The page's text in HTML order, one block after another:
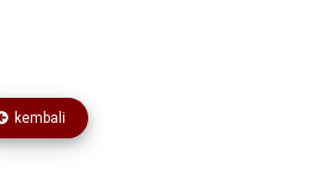
kembali